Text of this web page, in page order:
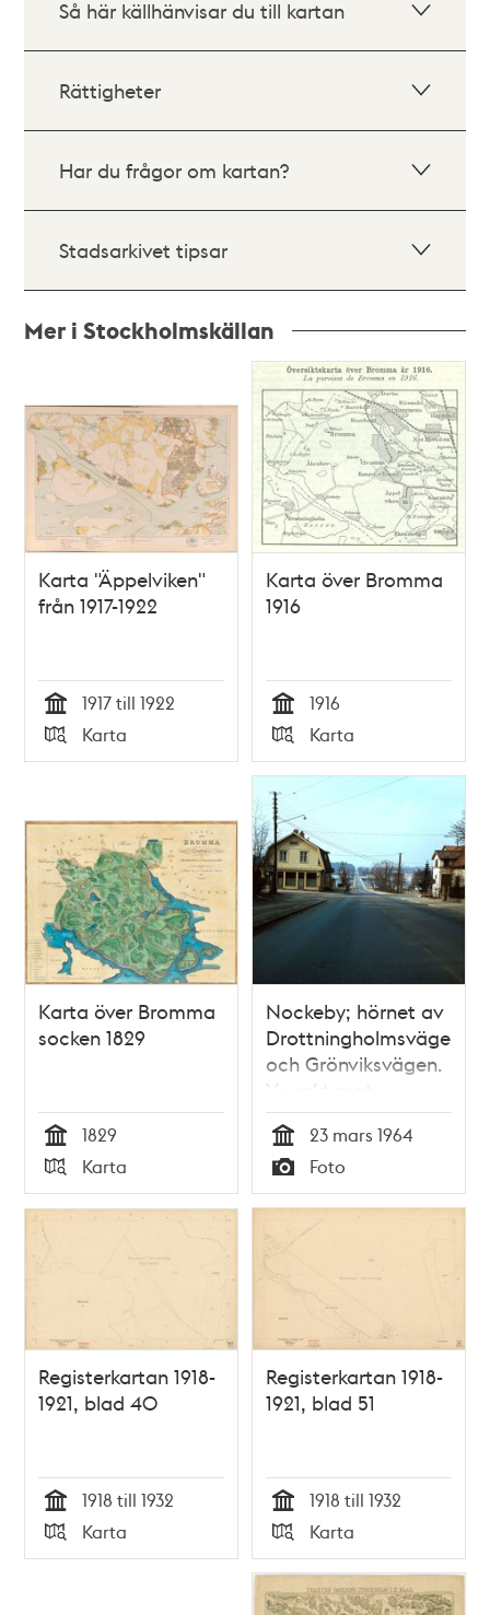
Så här källhänvisar du till kartan
Rättigheter
Har du frågor om kartan?
Stadsarkivet tipsar
Mer i Stockholmskällan
och
teman
Karta "Äppelviken"
från 1917-1922
Tid
1917 till 1922
Typ
Karta
Karta över Bromma
1916
Tid
1916
Typ
Karta
Karta över Bromma
socken 1829
Tid
1829
Typ
Karta
Nockeby; hörnet av
Drottningholmsvägen
och Grönviksvägen.
Vy rakt mot
Nockebybron
Tid
23 mars 1964
Typ
Foto
Registerkartan 1918-
1921, blad 40
Tid
1918 till 1932
Typ
Karta
Registerkartan 1918-
1921, blad 51
Tid
1918 till 1932
Typ
Karta